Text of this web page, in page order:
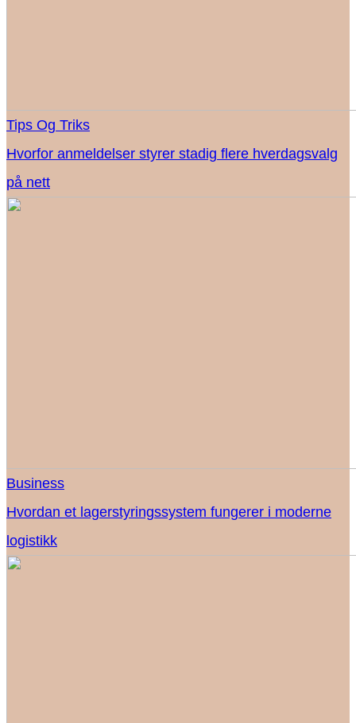
Tips Og Triks
Hvorfor anmeldelser styrer stadig flere hverdagsvalg
på nett
Business
Hvordan et lagerstyringssystem fungerer i moderne
logistikk